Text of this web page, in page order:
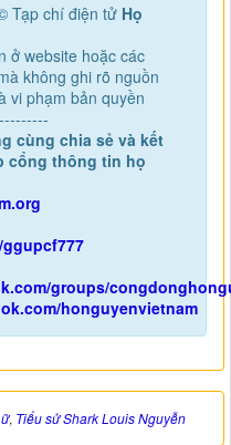
Tạp chí điện tử Họ
ở website hoặc các
không ghi rõ nguồn
vi phạm bản quyền
cùng chia sẻ và kết
cổng thông tin họ
groups/
honguyenvietnam
, Tiểu sử Shark Louis Nguyễn